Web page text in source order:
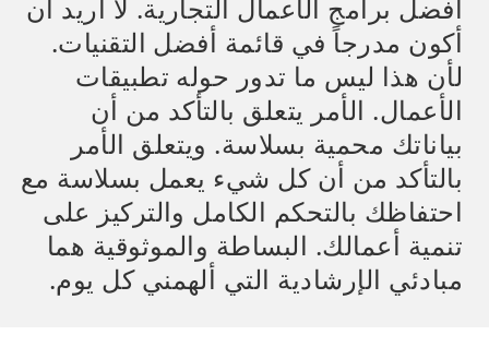
أفضل برامج الأعمال التجارية. لا أريد أن
أكون مدرجاً في قائمة أفضل التقنيات.
لأن هذا ليس ما تدور حوله تطبيقات
الأعمال. الأمر يتعلق بالتأكد من أن
بياناتك محمية بسلاسة. ويتعلق الأمر
بالتأكد من أن كل شيء يعمل بسلاسة مع
احتفاظك بالتحكم الكامل والتركيز على
تنمية أعمالك. البساطة والموثوقية هما
مبادئي الإرشادية التي ألهمني كل يوم.